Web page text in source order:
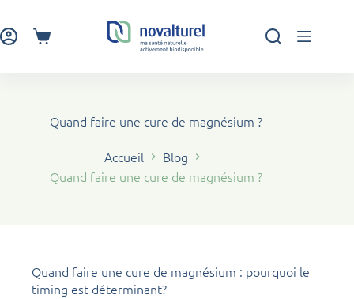
au
contenuPanier
Quand faire une cure de magnésium ?
Accueil
Blog
Quand faire une cure de magnésium ?
Quand faire une cure de magnésium : pourquoi le
timing est déterminant?